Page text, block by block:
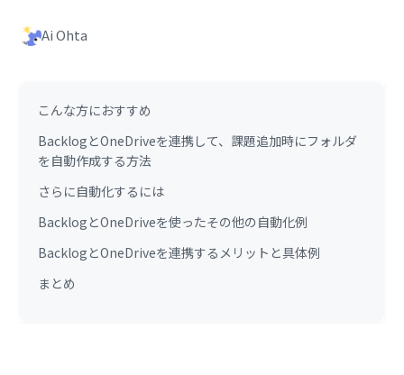
Ai Ohta
こんな方におすすめ
BacklogとOneDriveを連携して、課題追加時にフォルダ
を自動作成する方法
さらに自動化するには
BacklogとOneDriveを使ったその他の自動化例
BacklogとOneDriveを連携するメリットと具体例
まとめ